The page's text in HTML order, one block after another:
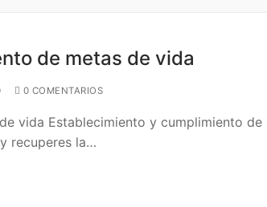
de metas de vida
0 COMENTARIOS
vida Establecimiento y cumplimiento de
recuperes la…